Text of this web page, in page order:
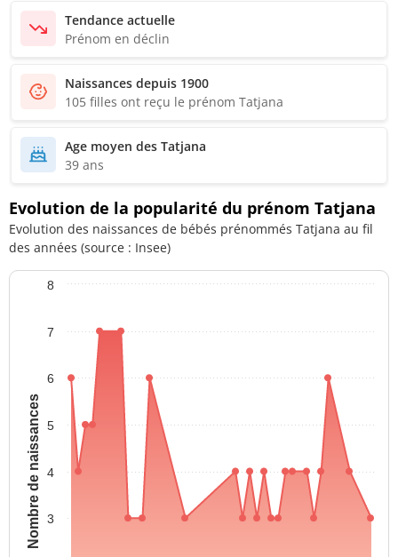
Tendance actuelle
Prénom en déclin
Naissances depuis 1900
105 filles ont reçu le prénom Tatjana
Age moyen des Tatjana
39 ans
Evolution de la popularité du prénom Tatjana
Evolution des naissances de bébés prénommés Tatjana au fil
des années (source : Insee)
Nombre de naissances 3
4
5
6
7
8